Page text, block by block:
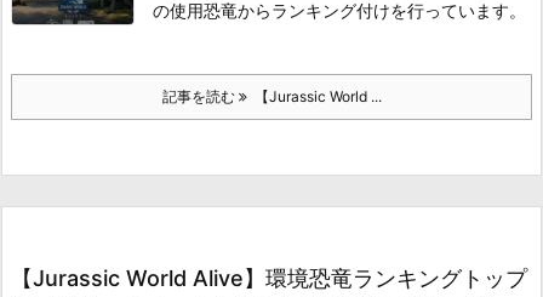
の使用恐竜からランキング付けを行っています。
記事を読む 【Jurassic World ...
【Jurassic World Alive】環境恐竜ランキングトップ